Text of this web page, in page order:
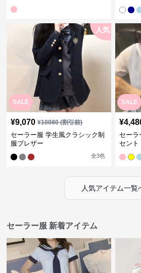
SALE
人気
¥9,070 ¥10080(割引前)
セーラー服 学生風クラシック制
服ブレザー
全3色
SALE
¥
セーラ
セント
人気アイテム一覧
セーラー服 新着アイテム